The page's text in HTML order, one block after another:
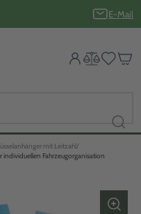
E-Mail
mit Leitzahl
Fahrzeugorganisation